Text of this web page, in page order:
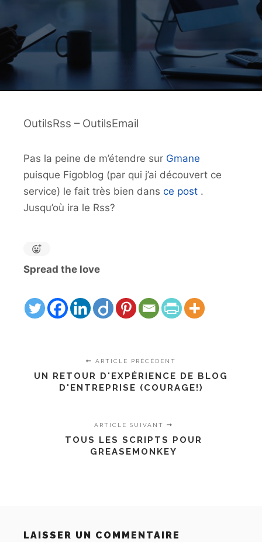
OutilsRss – OutilsEmail
Pas la peine de m’étendre sur Gmane
puisque Figoblog (par qui j’ai découvert ce
service) le fait très bien dans ce post .
Jusqu’où ira le Rss?
Spread the love
ARTICLE PRÉCÉDENT
UN RETOUR D'EXPÉRIENCE DE BLOG
D'ENTREPRISE (COURAGE!)
ARTICLE SUIVANT
TOUS LES SCRIPTS POUR
GREASEMONKEY
LAISSER UN COMMENTAIRE